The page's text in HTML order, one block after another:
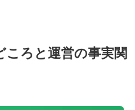
ころと運営の事実関